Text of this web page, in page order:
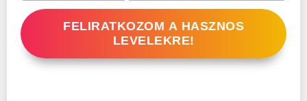
FELIRATKOZOM A HASZNOS
LEVELEKRE!